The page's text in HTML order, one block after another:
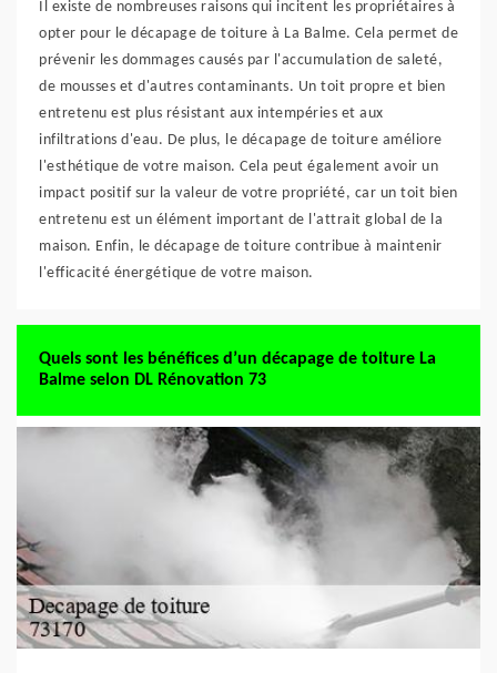
Il existe de nombreuses raisons qui incitent les propriétaires à
opter pour le décapage de toiture à La Balme. Cela permet de
prévenir les dommages causés par l'accumulation de saleté,
de mousses et d'autres contaminants. Un toit propre et bien
entretenu est plus résistant aux intempéries et aux
infiltrations d'eau. De plus, le décapage de toiture améliore
l'esthétique de votre maison. Cela peut également avoir un
impact positif sur la valeur de votre propriété, car un toit bien
entretenu est un élément important de l'attrait global de la
maison. Enfin, le décapage de toiture contribue à maintenir
l'efficacité énergétique de votre maison.
Quels sont les bénéfices d’un décapage de toiture La
Balme selon DL Rénovation 73